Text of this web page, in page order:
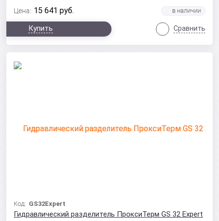
Цена: 15 641 руб.
Купить Сравнить
Код: GS32Expert
Гидравлический разделитель ПроксиТерм GS 32 Expert